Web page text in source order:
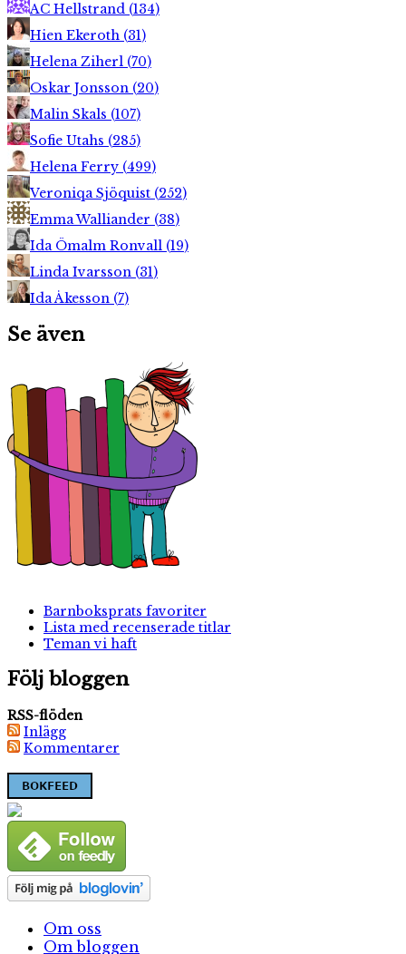
AC Hellstrand (134)
Hien Ekeroth (31)
Helena Ziherl (70)
Oskar Jonsson (20)
Malin Skals (107)
Sofie Utahs (285)
Helena Ferry (499)
Veroniqa Sjöquist (252)
Emma Walliander (38)
Ida Ömalm Ronvall (19)
Linda Ivarsson (31)
Ida Åkesson (7)
Se även
Barnboksprats favoriter
Lista med recenserade titlar
Teman vi haft
Följ bloggen
RSS-flöden
Inlägg
Kommentarer
Om oss
Om bloggen